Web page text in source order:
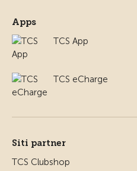
Apps
TCS App
TCS eCharge
Siti partner
TCS Clubshop